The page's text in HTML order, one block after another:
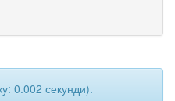
0.002 секунди).